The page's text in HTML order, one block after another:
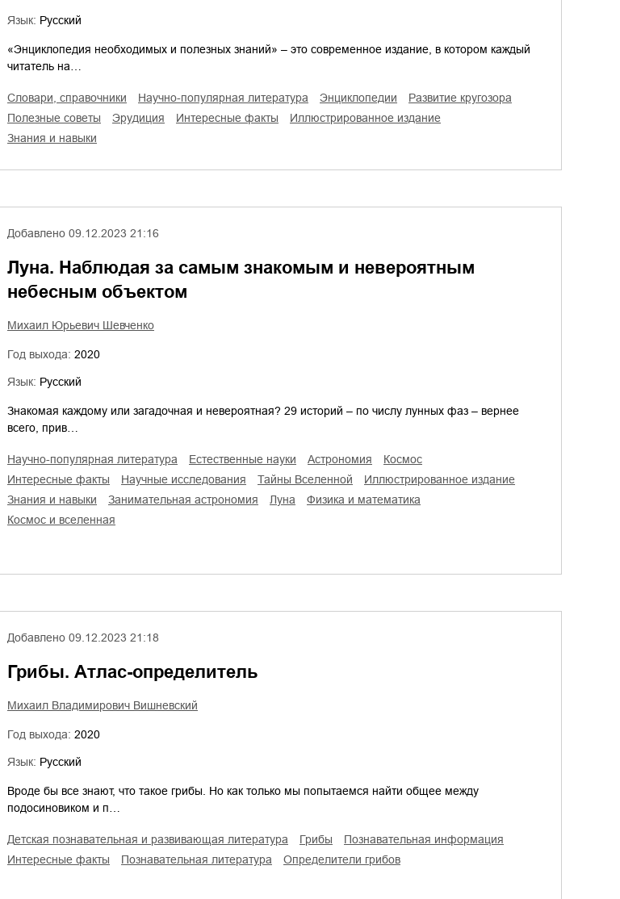
Язык: Русский
«Энциклопедия необходимых и полезных знаний» – это современное издание, в котором каждый
читатель на…
словари, справочники научно-популярная литература энциклопедии
развитие кругозора
полезные советы
эрудиция интересные факты
иллюстрированное издание
знания и навыки
Добавлено 09.12.2023 21:16
Луна. Наблюдая за самым знакомым и невероятным
небесным объектом
Михаил Юрьевич Шевченко
Год выхода: 2020
Язык: Русский
Знакомая каждому или загадочная и невероятная? 29 историй – по числу лунных фаз – вернее
всего, прив…
научно-популярная литература естественные науки астрономия
космос
интересные факты
научные исследования тайны Вселенной
иллюстрированное издание
знания и навыки
занимательная астрономия Луна
физика и математика
космос и вселенная
Добавлено 09.12.2023 21:18
Грибы. Атлас-определитель
Михаил Владимирович Вишневский
Год выхода: 2020
Язык: Русский
Вроде бы все знают, что такое грибы. Но как только мы попытаемся найти общее между
подосиновиком и п…
детская познавательная и развивающая литература грибы
познавательная информация
интересные факты
познавательная литература определители грибов